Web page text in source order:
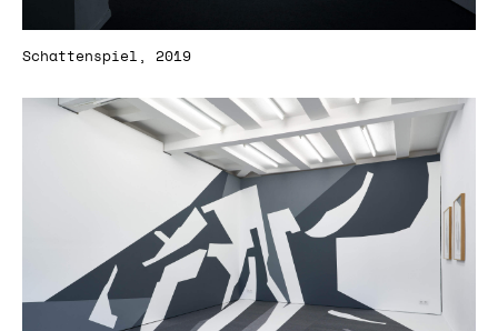
Schattenspiel, 2019